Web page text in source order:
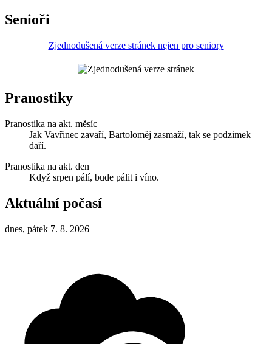
Senioři
Zjednodušená verze stránek nejen pro seniory
Pranostiky
Pranostika na akt. měsíc
Jak Vavřinec zavaří, Bartoloměj zasmaží, tak se podzimek
daří.
Pranostika na akt. den
Když srpen pálí, bude pálit i víno.
Aktuální počasí
dnes, pátek 7. 8. 2026